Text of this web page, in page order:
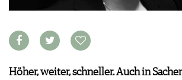
MEDIATHEK
VIDEOS
Höher, weiter, schneller. Auch in